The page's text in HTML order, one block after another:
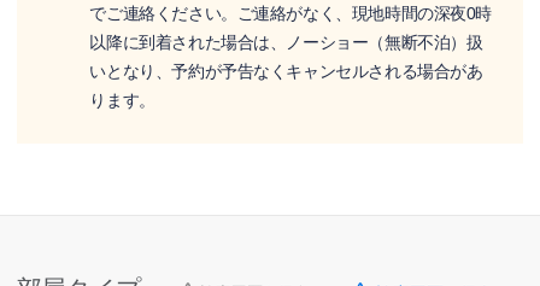
でご連絡ください。ご連絡がなく、現地時間の深夜0時
以降に到着された場合は、ノーショー（無断不泊）扱
いとなり、予約が予告なくキャンセルされる場合があ
ります。